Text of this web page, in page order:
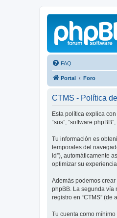
FAQ
Portal Foro
CTMS - Política
Esta política explica con
“sus”, “software
Tu información es
temporales del
id”), automáticamente
optimizar su
Además podemos
phpBB. La segunda vía
registro en “CTMS” (de
Tu cuenta como